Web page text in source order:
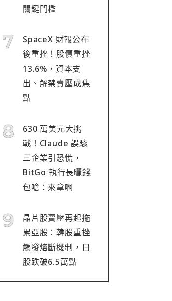
關鍵門檻
SpaceX 財報公布
後重挫！股價重挫
13.6%，資本支
出、解禁賣壓成焦
點
630 萬美元大挑
戰！Claude 誤駭
三企業引恐慌，
BitGo 執行長曬錢
包嗆：來拿啊
晶片股賣壓再起拖
累亞股：韓股重挫
觸發熔斷機制，日
股跌破6.5萬點